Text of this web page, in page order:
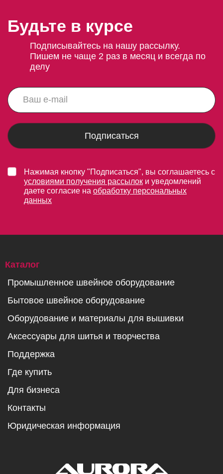
Будьте в курсе
Подписывайтесь на нашу рассылку.
Пишем не чаще 2 раз в месяц и всегда по
делу
Подписаться
Нажимая кнопку "Подписаться", вы соглашаетесь с
условиями получения рассылок и уведомлений
даете согласие на обработку персональных
данных
Каталог
Промышленное швейное оборудование
Бытовое швейное оборудование
Оборудование и материалы для вышивки
Аксессуары для шитья и творчества
Поддержка
Где купить
Для бизнеса
Контакты
Юридическая информация